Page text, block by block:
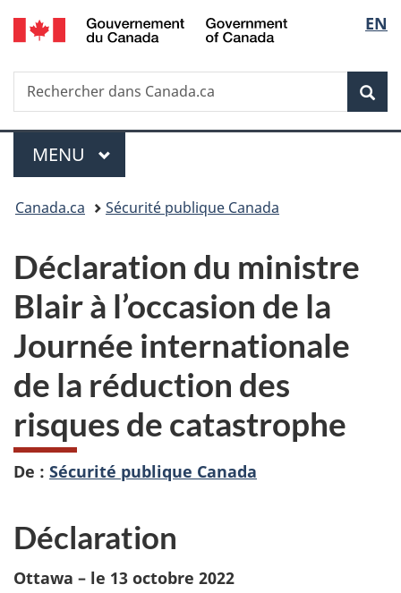
Passer
au
principal
Passer
à
Au
du
Passer
à
version
simplifiée
de
la
EN
Recherche
Rechercher
dans
Menu
MENU PRINCIPAL
Vous
ici :
Canada.ca Sécurité publique Canada
Déclaration du ministre
Blair à l’occasion de la
Journée internationale
de la réduction des
risques de catastrophe
De : Sécurité publique Canada
Déclaration
Ottawa – le 13 octobre 2022